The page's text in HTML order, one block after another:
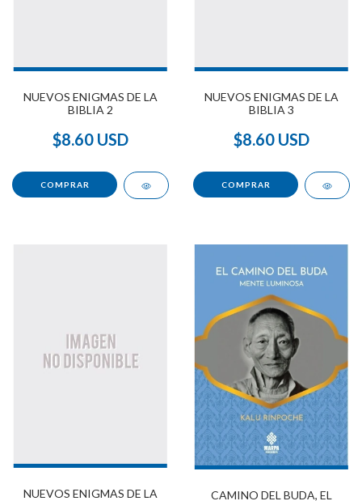
NUEVOS ENIGMAS DE LA
BIBLIA 2
$8.60 USD
NUEVOS ENIGMAS DE LA
BIBLIA 3
$8.60 USD
NUEVOS ENIGMAS DE LA
CAMINO DEL BUDA, EL